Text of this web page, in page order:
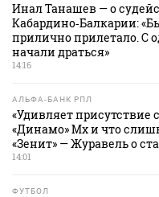
Инал Танашев — о
Кабардино‑Балкарии:
прилично прилетало. С
начали драться»
14:16
АЛЬФА-БАНК РПЛ
«Удивляет присутствие
«Динамо» Мх и что
«Зенит» — Журавель о
14:01
ФУТБОЛ